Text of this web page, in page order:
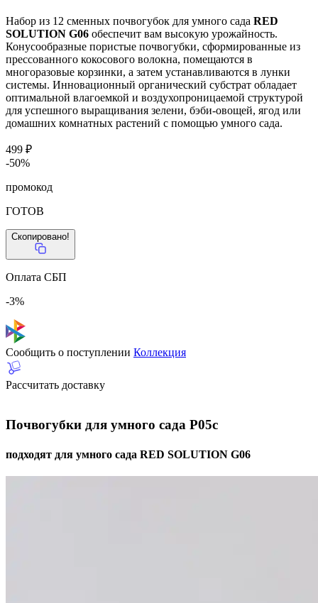
Набор из 12 сменных почвогубок для умного сада RED
SOLUTION G06 обеспечит вам высокую урожайность.
Конусообразные пористые почвогубки, сформированные из
прессованного кокосового волокна, помещаются в
многоразовые корзинки, а затем устанавливаются в лунки
системы. Инновационный органический субстрат обладает
оптимальной влагоемкой и воздухопроницаемой структурой
для успешного выращивания зелени, бэби-овощей, ягод или
домашних комнатных растений с помощью умного сада.
499 ₽
-50%
промокод
ГОТОВ
Скопировано!
Оплата СБП
-3%
Сообщить о поступлении Коллекция
Рассчитать доставку
Почвогубки для умного сада P05c
подходят для умного сада RED SOLUTION G06